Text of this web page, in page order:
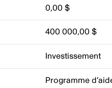
0,00 $
400 000,00 $
Investissement
Programme